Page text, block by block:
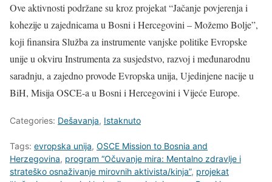
Ove aktivnosti podržane su kroz projekat “Jačanje povjerenja i
kohezije u zajednicama u Bosni i Hercegovini – Možemo Bolje”,
koji finansira Služba za instrumente vanjske politike Evropske
unije u okviru Instrumenta za susjedstvo, razvoj i međunarodnu
saradnju, a zajedno provode Evropska unija, Ujedinjene nacije u
BiH, Misija OSCE-a u Bosni i Hercegovini i Vijeće Europe.
Categories: Dešavanja, Istaknuto
Tags: evropska unija, OSCE Mission to Bosnia and
Herzegovina, program “Očuvanje mira: Mentalno zdravlje i
strateško osnaživanje mirovnih aktivista/kinja”, projekat